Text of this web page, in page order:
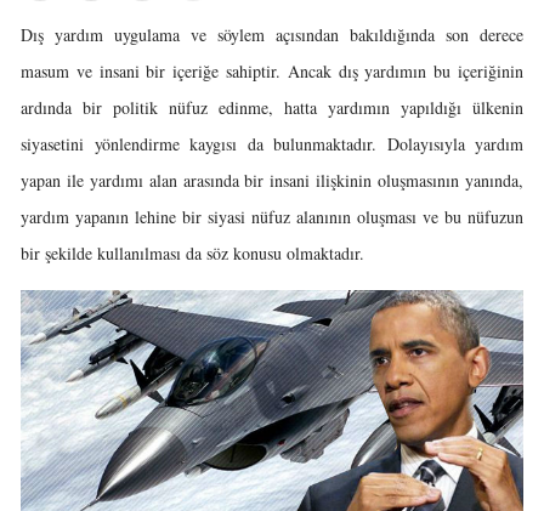
Dış yardım uygulama ve söylem açısından bakıldığında son derece
masum ve insani bir içeriğe sahiptir. Ancak dış yardımın bu içeriğinin
ardında bir politik nüfuz edinme, hatta yardımın yapıldığı ülkenin
siyasetini yönlendirme kaygısı da bulunmaktadır. Dolayısıyla yardım
yapan ile yardımı alan arasında bir insani ilişkinin oluşmasının yanında,
yardım yapanın lehine bir siyasi nüfuz alanının oluşması ve bu nüfuzun
bir şekilde kullanılması da söz konusu olmaktadır.